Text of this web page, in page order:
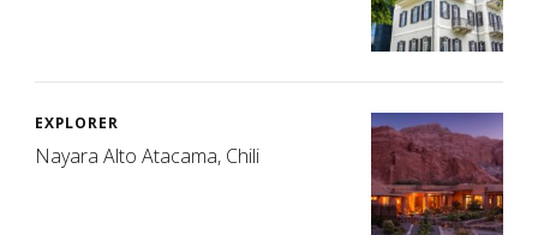
EXPLORER
Nayara Alto Atacama, Chili